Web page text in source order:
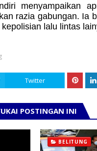
menyampaikan
razia gabungan. Ia
lalu lintas
Twitter
POSTINGAN INI
BELITUNG